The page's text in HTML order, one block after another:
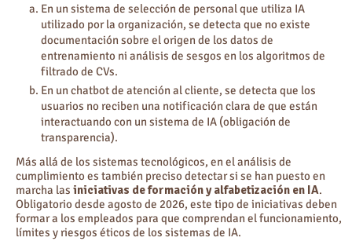
En un sistema de selección de personal que utiliza IA
utilizado por la organización, se detecta que no existe
documentación sobre el origen de los datos de
entrenamiento ni análisis de sesgos en los algoritmos de
filtrado de CVs.
En un chatbot de atención al cliente, se detecta que los
usuarios no reciben una notificación clara de que están
interactuando con un sistema de IA (obligación de
transparencia).
Más allá de los sistemas tecnológicos, en el análisis de
cumplimiento es también preciso detectar si se han puesto en
marcha las iniciativas de formación y alfabetización en IA.
Obligatorio desde agosto de 2026, este tipo de iniciativas deben
formar a los empleados para que comprendan el funcionamiento,
límites y riesgos éticos de los sistemas de IA.